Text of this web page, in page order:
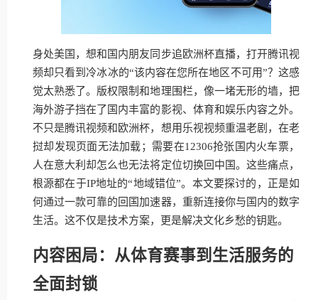
身处美国，想和国内朋友同步追欧洲杯直播，打开腾讯视
频却只看到冷冰冰的“该内容在您所在地区不可用”？这感
觉太熟悉了。版权限制和地理围栏，像一堵无形的墙，把
海外游子挡在了国内丰富的影视、体育和娱乐内容之外。
不只是腾讯视频和欧洲杯，想用乐视视频重温老剧，在老
挝却发现页面无法加载；需要在12306抢张国内火车票，
人在意大利却怎么也无法将定位切换回中国。这些痛点，
根源都在于IP地址的“地域错位”。本文要探讨的，正是如
何通过一款可靠的回国加速器，重新连接你与国内的数字
生活。这不仅是技术方案，更是解决文化乡愁的钥匙。
内容困局：从体育赛事到生活服务的
全面封锁